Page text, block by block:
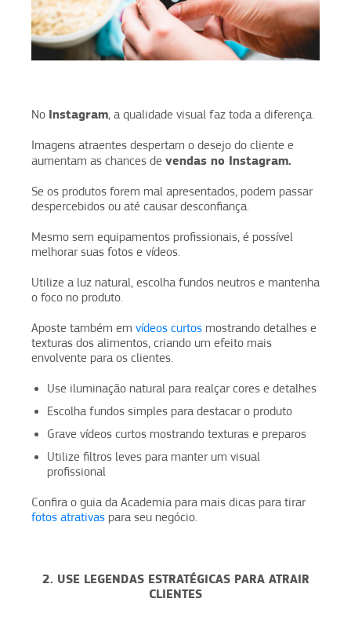
No Instagram, a qualidade visual faz toda a diferença.
Imagens atraentes despertam o desejo do cliente e
aumentam as chances de vendas no Instagram.
Se os produtos forem mal apresentados, podem passar
despercebidos ou até causar desconfiança.
Mesmo sem equipamentos profissionais, é possível
melhorar suas fotos e vídeos.
Utilize a luz natural, escolha fundos neutros e mantenha
o foco no produto.
Aposte também em vídeos curtos mostrando detalhes e
texturas dos alimentos, criando um efeito mais
envolvente para os clientes.
Use iluminação natural para realçar cores e detalhes
Escolha fundos simples para destacar o produto
Grave vídeos curtos mostrando texturas e preparos
Utilize filtros leves para manter um visual
profissional
Confira o guia da Academia para mais dicas para tirar
fotos atrativas para seu negócio.
2. USE LEGENDAS ESTRATÉGICAS PARA ATRAIR
CLIENTES